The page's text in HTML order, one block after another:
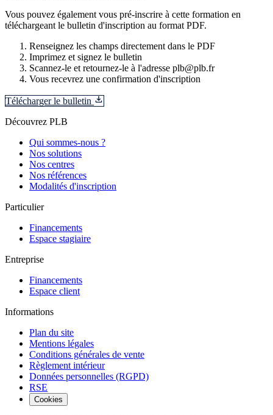
Vous pouvez également vous pré-inscrire à cette formation en
téléchargeant le bulletin d'inscription au format PDF.
Renseignez les champs directement dans le PDF
Imprimez et signez le bulletin
Scannez-le et retournez-le à l'adresse plb@plb.fr
Vous recevrez une confirmation d'inscription
Télécharger le bulletin
Découvrez PLB
Qui sommes-nous ?
Nos solutions
Nos centres
Nos références
Modalités d'inscription
Particulier
Financements
Espace stagiaire
Entreprise
Financements
Espace client
Informations
Plan du site
Mentions légales
Conditions générales de vente
Règlement intérieur
Données personnelles (RGPD)
RSE
Cookies